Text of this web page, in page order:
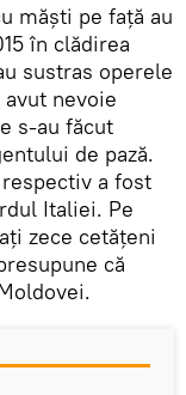
măști pe față au
în clădirea
sustras operele
nevoie
s-au făcut
de pază.
a fost
Italiei. Pe
zece cetățeni
că